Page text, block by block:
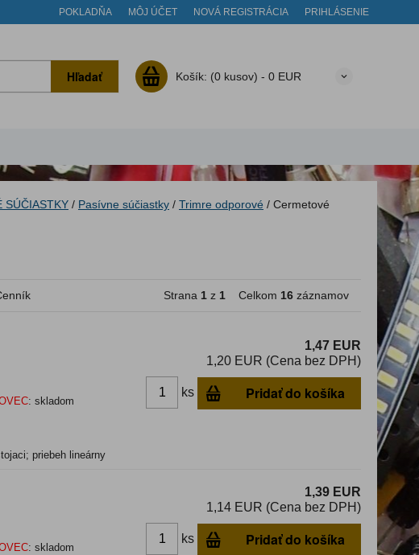
POKLADŇA MÔJ ÚČET NOVÁ REGISTRÁCIA PRIHLÁSENIE
Hľadať Košík: (0 kusov) - 0 EUR
SÚČIASTKY / Pasívne súčiastky / Trimre odporové / Cermetové
Strana 1 z 1 Celkom 16 záznamov
: skladom
priebeh lineárny
1,47 EUR
1,20 EUR (Cena bez DPH)
ks Pridať do košíka
: skladom
1,39 EUR
1,14 EUR (Cena bez DPH)
ks Pridať do košíka